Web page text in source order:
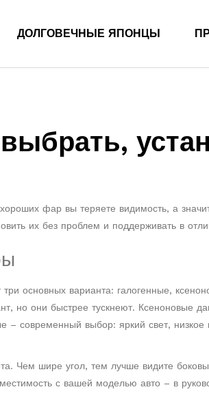
ДОЛГОВЕЧНЫЕ ЯПОНЦЫ
фар вы теряете видимость, а
их без проблем и поддерживать в
основных варианта: галогенные,
но они быстрее тускнеют. Ксеноновые
– современный выбор: яркий свет, низкое
Чем шире угол, тем лучше видите
с вашей моделью авто – в